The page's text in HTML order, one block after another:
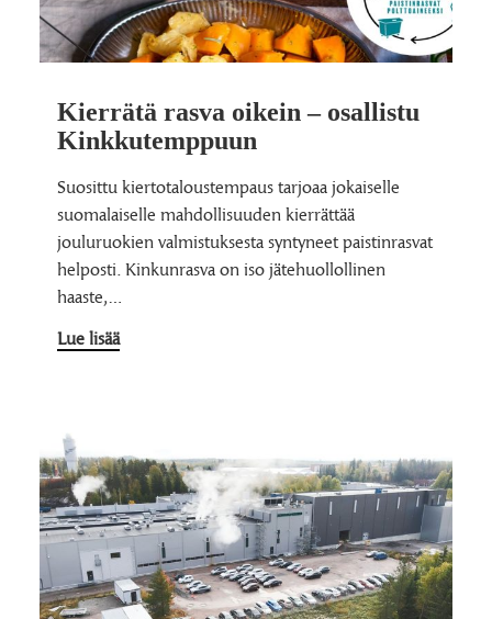
Kierrätä rasva oikein – osallistu
Kinkkutemppuun
Suosittu kiertotaloustempaus tarjoaa jokaiselle
suomalaiselle mahdollisuuden kierrättää
jouluruokien valmistuksesta syntyneet paistinrasvat
helposti. Kinkunrasva on iso jätehuollollinen
haaste,…
Lue lisää